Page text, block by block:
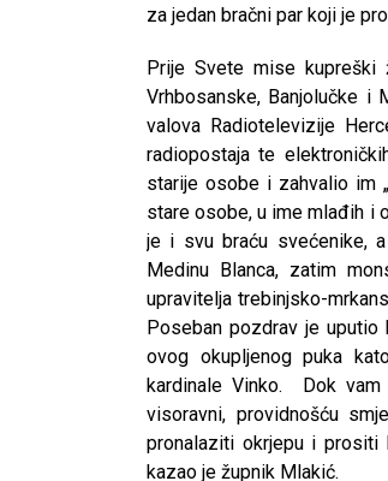
za jedan bračni par koji je
Prije Svete mise
Vrhbosanske, Banjolučke
valova Radiotelevizije
radiopostaja te
starije osobe i zahvalio im
stare osobe, u ime mlađih i
je i svu braću svećenike,
Medinu Blanca, zatim
upravitelja trebinjsko-
Poseban pozdrav je uputio
ovog okupljenog puka
kardinale Vinko. Dok
visoravni, providnošću
pronalaziti okrjepu i prositi
kazao je župnik Mlakić.